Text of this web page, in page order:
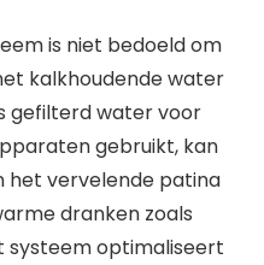
is niet bedoeld om
kalkhoudende water
gefilterd water voor
gebruikt, kan
het vervelende patina
dranken zoals
systeem optimaliseert